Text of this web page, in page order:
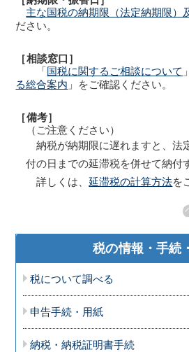
主な国税の納期限（法定納期限）
ださい。
［相談窓口］
「国税に関するご相談について
る総合案内 」をご確認ください。
［備考］
（ご注意ください）
納税が納期限に遅れますと、法
付の日までの延滞税を併せて納付
詳しくは、延滞税の計算方法を
税の情報・手続
税について調べる
申告手続・用紙
納税・納税証明書手続